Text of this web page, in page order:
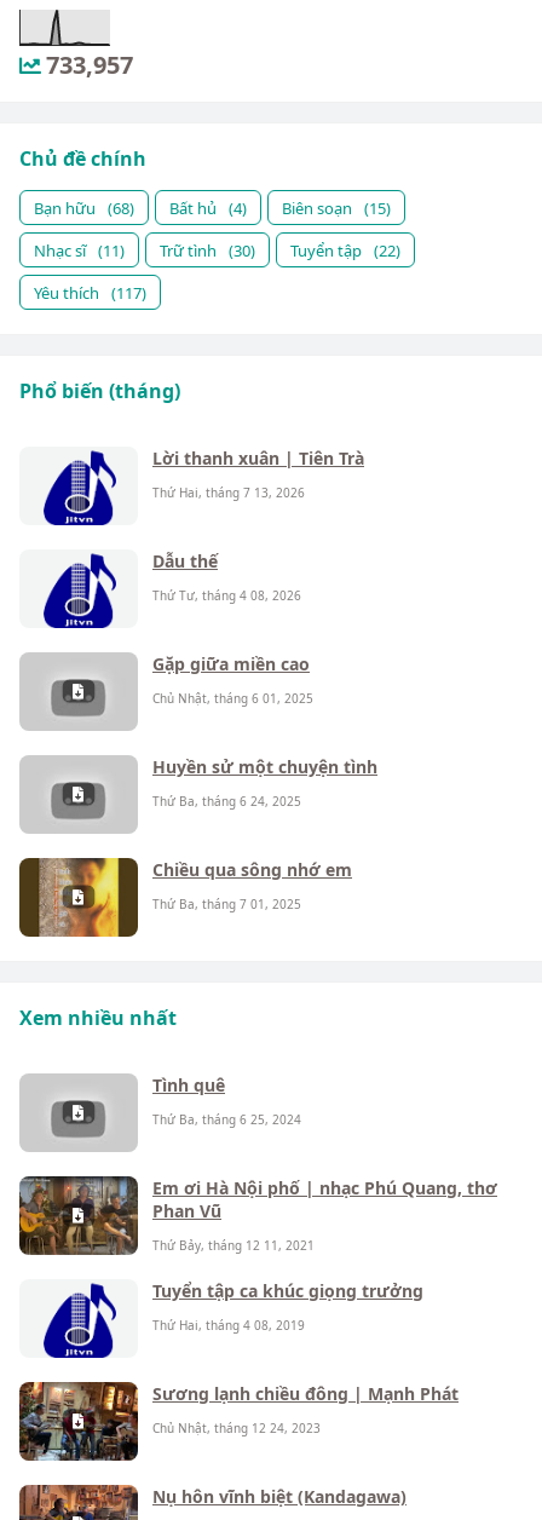
733,957
Chủ đề chính
Bạn hữu (68) Bất hủ (4) Biên soạn
(15)
Nhạc sĩ (11) Trữ tình (30) Tuyển tập (22)
Yêu thích
(117)
Phổ biến (tháng)
Lời thanh xuân | Tiên Trà
Thứ Hai, tháng 7 13, 2026
Dẫu thế
Thứ Tư, tháng 4 08, 2026
Gặp giữa miền cao
Chủ Nhật, tháng 6 01, 2025
Huyền sử một chuyện tình
Thứ Ba, tháng 6 24, 2025
Chiều qua sông nhớ em
Thứ Ba, tháng 7 01, 2025
Xem nhiều nhất
Tình quê
Thứ Ba, tháng 6 25, 2024
Em ơi Hà Nội phố | nhạc Phú Quang, thơ
Phan Vũ
Thứ Bảy, tháng 12 11, 2021
Tuyển tập ca khúc giọng trưởng
Thứ Hai, tháng 4 08, 2019
Sương lạnh chiều đông | Mạnh Phát
Chủ Nhật, tháng 12 24, 2023
Nụ hôn vĩnh biệt (Kandagawa)